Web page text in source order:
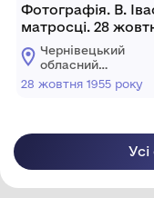
Фотографія. В.
матросці. 28
1955 року.
Чернівецький
обласний
меморіальний
Володимира
28 жовтня 1955 року